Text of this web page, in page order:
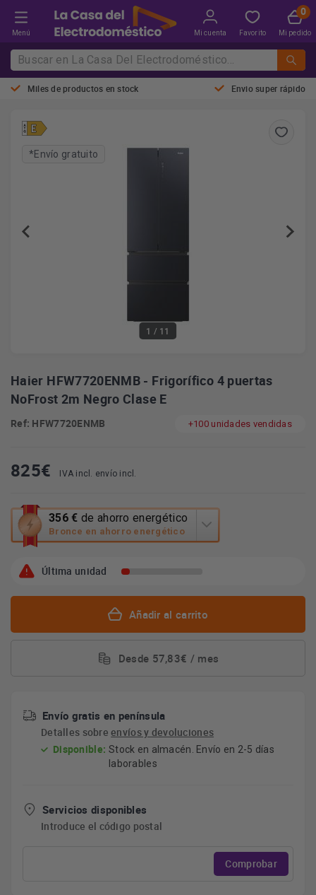
Menú Mi cuenta Favorito Mi pedido
Miles de productos en stock Envio super rápido
1 / 11
*Envío gratuito
Haier HFW7720ENMB - Frigorífico 4 puertas
NoFrost 2m Negro Clase E
Ref: HFW7720ENMB +100 unidades vendidas
825€ IVA incl. envío incl.
356 € de ahorro energético
Bronce en ahorro energético
Esta
acción
abrirá
herramienta
ahorro
Youreko.
Última unidad
Añadir al carrito
Desde 57,83€ / mes
Envío gratis en península
Detalles sobreenvíos y devoluciones
Disponible: Stock en almacén. Envío en 2-5 días
laborables
Servicios disponibles
Introduce el código postal
Comprobar